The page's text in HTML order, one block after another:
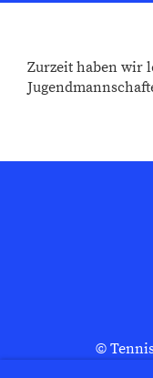
Zurzeit haben wir
©
Erstellt